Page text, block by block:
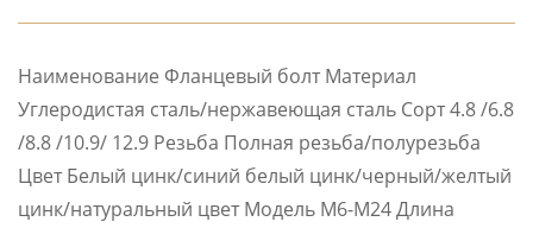
Наименование Фланцевый болт Материал
Углеродистая сталь/нержавеющая сталь Сорт 4.8 /6.8
/8.8 /10.9/ 12.9 Резьба Полная резьба/полурезьба
Цвет Белый цинк/синий белый цинк/черный/желтый
цинк/натуральный цвет Модель M6-M24 Длина